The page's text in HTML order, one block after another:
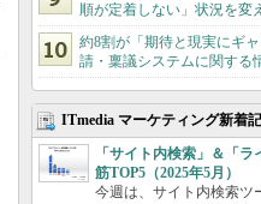
順が定着しない」状況を変
約8割が「期待と現実にギ
請・稟議システムに関する
ITmedia マーケティング新着
「サイト内検索」＆「
筋TOP5（2025年5月）
今週は、サイト内検索ツ